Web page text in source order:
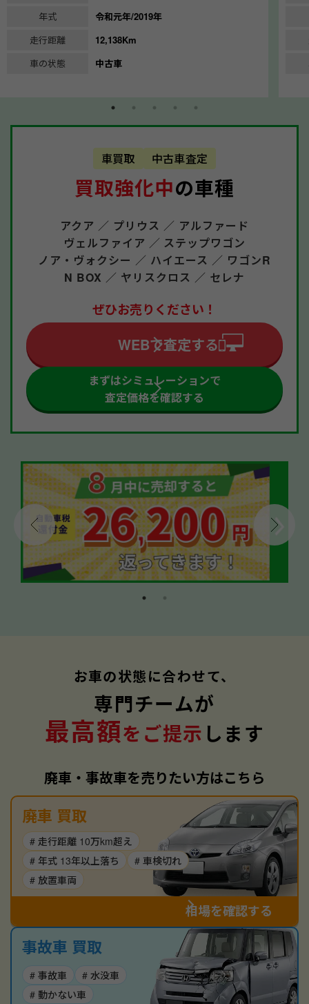
年式
令和元年/2019年
走行距離
12,138Km
車の状態
中古車
車買取 中古車査定
買取強化中の車種
アクア ／ プリウス ／ アルファード
ヴェルファイア ／ ステップワゴン
ノア・ヴォクシー ／ ハイエース ／ ワゴンR
N BOX ／ ヤリスクロス ／ セレナ
ぜひお売りください！
WEBで査定する
まずはシミュレーションで
査定価格を確認する
お車の状態に合わせて、
専門チームが
最高額をご提示 します
廃車・事故車を売りたい方はこちら
廃車 買取
# 走行距離 10万km超え
# 年式 13年以上落ち
# 車検切れ
# 放置車両
相場を確認する
事故車 買取
# 事故車
# 水没車
# 動かない車